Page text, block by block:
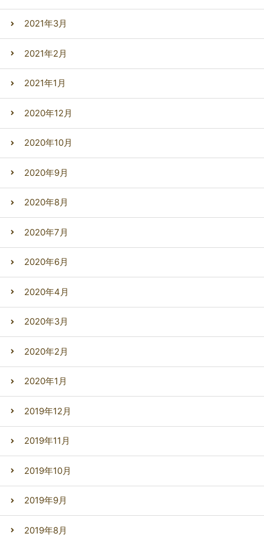
2021年3月
2021年2月
2021年1月
2020年12月
2020年10月
2020年9月
2020年8月
2020年7月
2020年6月
2020年4月
2020年3月
2020年2月
2020年1月
2019年12月
2019年11月
2019年10月
2019年9月
2019年8月